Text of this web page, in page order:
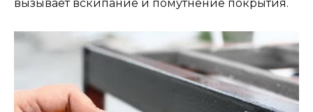
вызывает вскипание и помутнение покрытия.